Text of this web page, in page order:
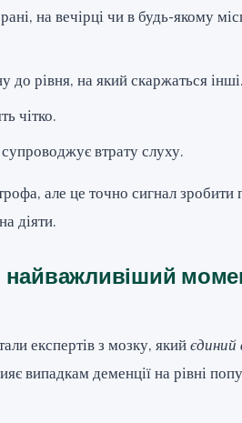
на вечірці чи в будь-якому
до рівня, на який скаржаться інші.
чітко.
супроводжує втрату слуху.
але це точно сигнал зробити
діяти.
найважливіший
експертів з мозку, який
випадкам деменції на рівні